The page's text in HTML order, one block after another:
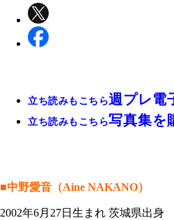
立ち読みもこちら週プレ電
立ち読みもこちら写真集を
■中野愛音（Aine NAKANO）
2002年6月27日生まれ 茨城県出身